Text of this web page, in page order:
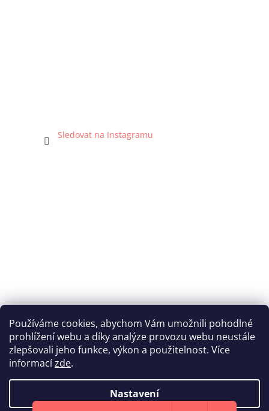
Používáme cookies, abychom Vám umožnili pohodlné
prohlížení webu a díky analýze provozu webu neustále
zlepšovali jeho funkce, výkon a použitelnost. Více
informacízde.
Nastavení
Sledovat na Instagramu
Katka Hromasová Foto
Vytvořil Shoptet